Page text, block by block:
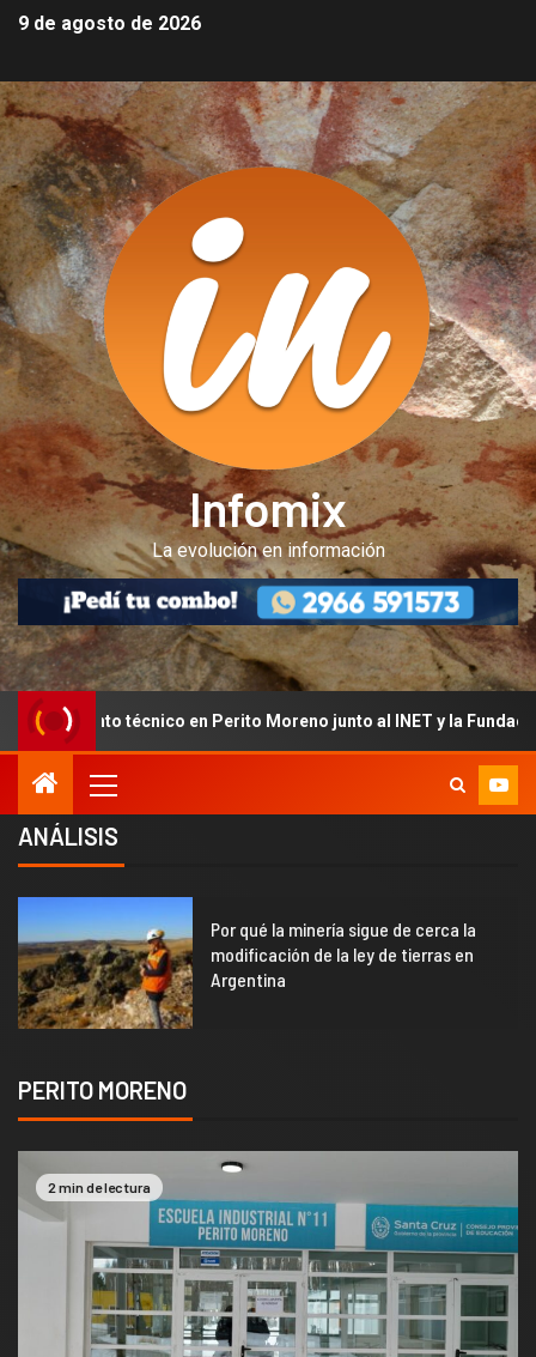
9 de agosto de 2026
Infomix
La evolución en información
Moreno junto al INET y la Fundación Banco Santa Cruz
ANÁLISIS
Por qué la minería sigue de cerca la
modificación de la ley de tierras en
Argentina
PERITO MORENO
2 min de lectura